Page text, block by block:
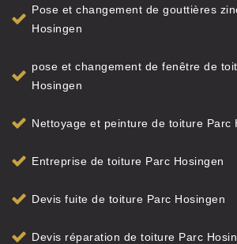
Pose et changement de gouttières
Hosingen
pose et changement de fenêtre de
Hosingen
Nettoyage et peinture de toiture Parc
Entreprise de toiture Parc Hosingen
Devis fuite de toiture Parc Hosingen
Devis réparation de toiture Parc